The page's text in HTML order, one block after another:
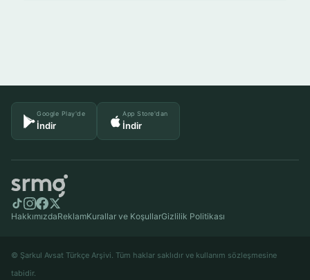
Google Play'de
İndir
App Store'dan
İndir
HakkımızdaReklamKurallar ve KoşullarGizlilik Politikası
© Şarkul Avsat Türkçe Arşivi. Tüm haklar saklıdır ve kullanım sözleşmesine
tabidir.